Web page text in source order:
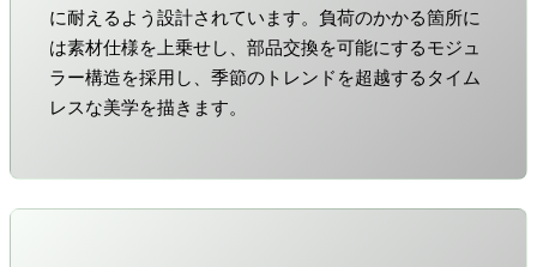
に耐えるよう設計されています。負荷のかかる箇所に
は素材仕様を上乗せし、部品交換を可能にするモジュ
ラー構造を採用し、季節のトレンドを超越するタイム
レスな美学を描きます。